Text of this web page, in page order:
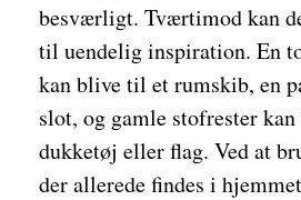
besværligt. Tværtimod kan
til uendelig inspiration. En
kan blive til et rumskib, en
slot, og gamle stofrester
dukketøj eller flag. Ved at
der allerede findes i